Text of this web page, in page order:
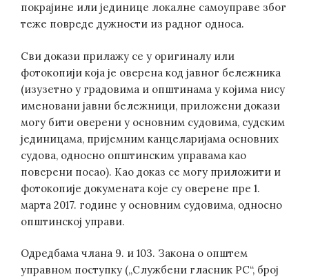
покрајине или јединице локалне самоуправе због
теже повреде дужности из радног односа.
Сви докази прилажу се у оригиналу или
фотокопији која је оверена код јавног бележника
(изузетно у градовима и општинама у којима нису
именовани јавни бележници, приложени докази
могу бити оверени у основним судовима, судским
јединицама, пријемним канцеларијама основних
судова, односно општинским управама као
поверени посао). Као доказ се могу приложити и
фотокопије докумената које су оверене пре 1.
марта 2017. године у основним судовима, односно
општинскоj управи.
Одредбама члана 9. и 103. Закона о општем
управном поступку („Службени гласник РС“, број